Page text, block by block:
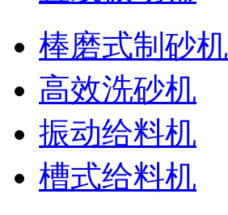
棒磨式制砂机
高效洗砂机
振动给料机
槽式给料机